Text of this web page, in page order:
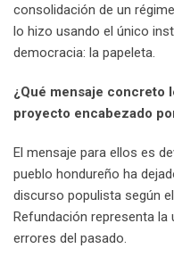
consolidación de un
lo hizo usando el único
democracia: la papeleta.
¿Qué mensaje concreto
proyecto encabezado
El mensaje para ellos es
pueblo hondureño ha
discurso populista según
Refundación representa
errores del pasado.